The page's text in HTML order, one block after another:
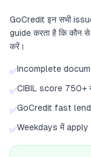
GoCredit इन सभी
guide करता है कि कौन
करें।
✅Incomplete
✅CIBIL score 750+
✅GoCredit fast
✅Weekdays में